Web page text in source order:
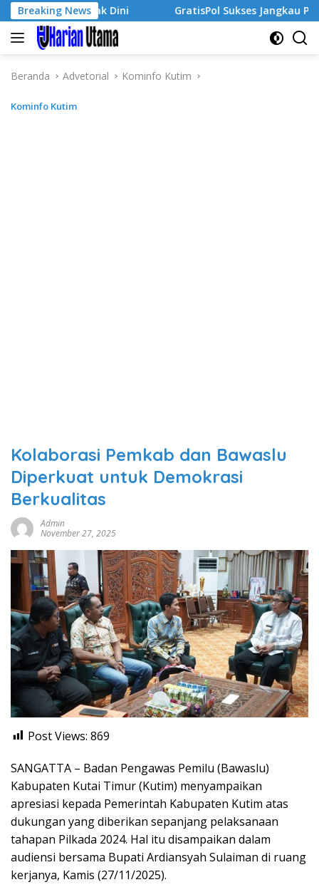
Langsung
ke
konten
Breaking News
Sejak Dini GratisPol Sukses Jangkau Puluhan
Beranda Advetorial Kominfo Kutim
Kominfo Kutim
Kolaborasi Pemkab dan Bawaslu
Diperkuat untuk Demokrasi
Berkualitas
Admin
November 27, 2025
Post Views: 869
SANGATTA – Badan Pengawas Pemilu (Bawaslu)
Kabupaten Kutai Timur (Kutim) menyampaikan
apresiasi kepada Pemerintah Kabupaten Kutim atas
dukungan yang diberikan sepanjang pelaksanaan
tahapan Pilkada 2024. Hal itu disampaikan dalam
audiensi bersama Bupati Ardiansyah Sulaiman di ruang
kerjanya, Kamis (27/11/2025).